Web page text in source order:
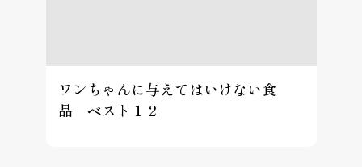
ワンちゃんに与えてはいけない食
品 ベスト１２